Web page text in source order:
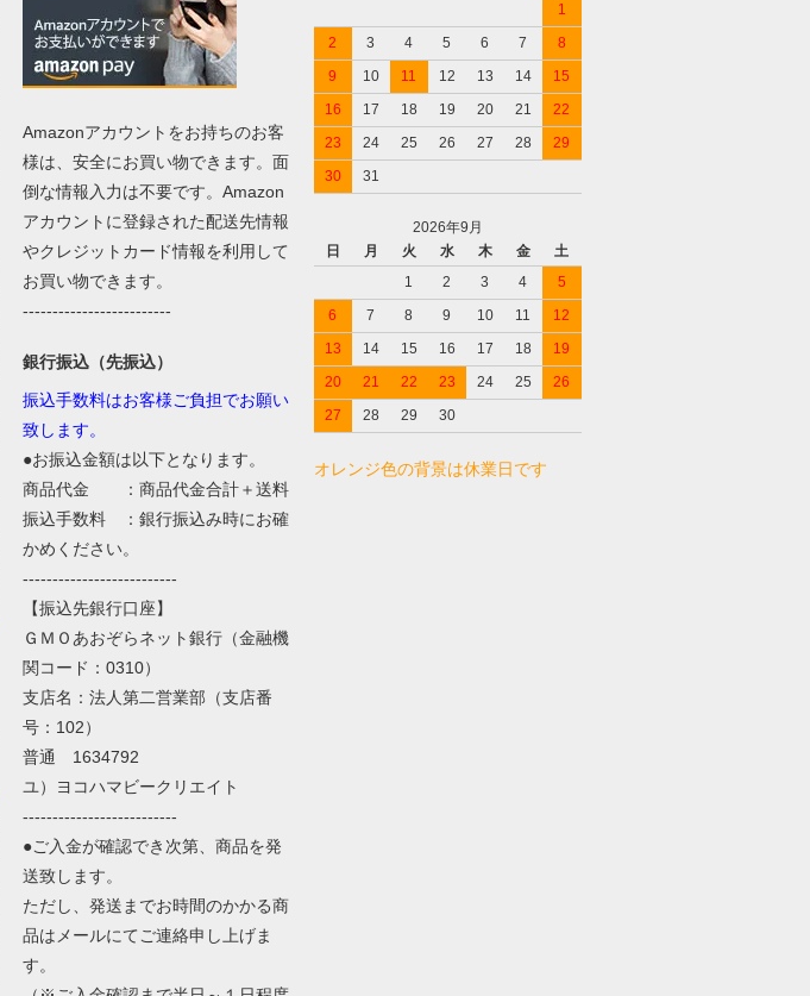
Amazonアカウントをお持ちのお客
様は、安全にお買い物できます。面
倒な情報入力は不要です。Amazon
アカウントに登録された配送先情報
やクレジットカード情報を利用して
お買い物できます。
-------------------------
銀行振込（先振込）
振込手数料はお客様ご負担でお願い
致します。
●お振込金額は以下となります。
商品代金 ：商品代金合計＋送料
振込手数料 ：銀行振込み時にお確
かめください。
--------------------------
【振込先銀行口座】
ＧＭＯあおぞらネット銀行（金融機
関コード：0310）
支店名：法人第二営業部（支店番
号：102）
普通 1634792
ユ）ヨコハマビークリエイト
--------------------------
●ご入金が確認でき次第、商品を発
送致します。
ただし、発送までお時間のかかる商
品はメールにてご連絡申し上げま
す。
1
2
3 4 5 6 7
8
9
10 11 12 13 14
15
16
17 18 19 20 21
22
23
24 25 26 27 28
29
30
31
2026年9月
日
月 火 水 木 金
土
1
2 3 4
5
6
7 8 9 10 11
12
13
14 15 16 17 18
19
20
21 22 23 24 25
26
27
28 29 30
オレンジ色の背景は休業日です